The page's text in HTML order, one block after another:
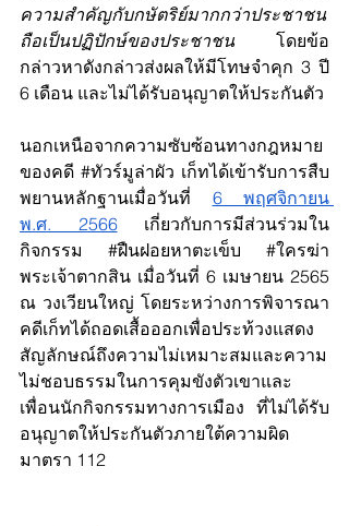
ความสำคัญกับกษัตริย์มากกว่าประชาชน
ถือเป็นปฏิปักษ์ของประชาชน โดยข้อ
กล่าวหาดังกล่าวส่งผลให้มีโทษจำคุก 3 ปี
6 เดือน และไม่ได้รับอนุญาตให้ประกันตัว
นอกเหนือจากความซับซ้อนทางกฎหมาย
ของคดี #ทัวร์มูล่าผัว เก็ทได้เข้ารับการสืบ
พยานหลักฐานเมื่อวันที่ 6 พฤศจิกายน
พ.ศ. 2566 เกี่ยวกับการมีส่วนร่วมใน
กิจกรรม #ฝืนฝอยหาตะเข็บ #ใครฆ่า
พระเจ้าตากสิน เมื่อวันที่ 6 เมษายน 2565
ณ วงเวียนใหญ่ โดยระหว่างการพิจารณา
คดีเก็ทได้ถอดเสื้อออกเพื่อประท้วงแสดง
สัญลักษณ์ถึงความไม่เหมาะสมและความ
ไม่ชอบธรรมในการคุมขังตัวเขาและ
เพื่อนนักกิจกรรมทางการเมือง ที่ไม่ได้รับ
อนุญาตให้ประกันตัวภายใต้ความผิด
มาตรา 112